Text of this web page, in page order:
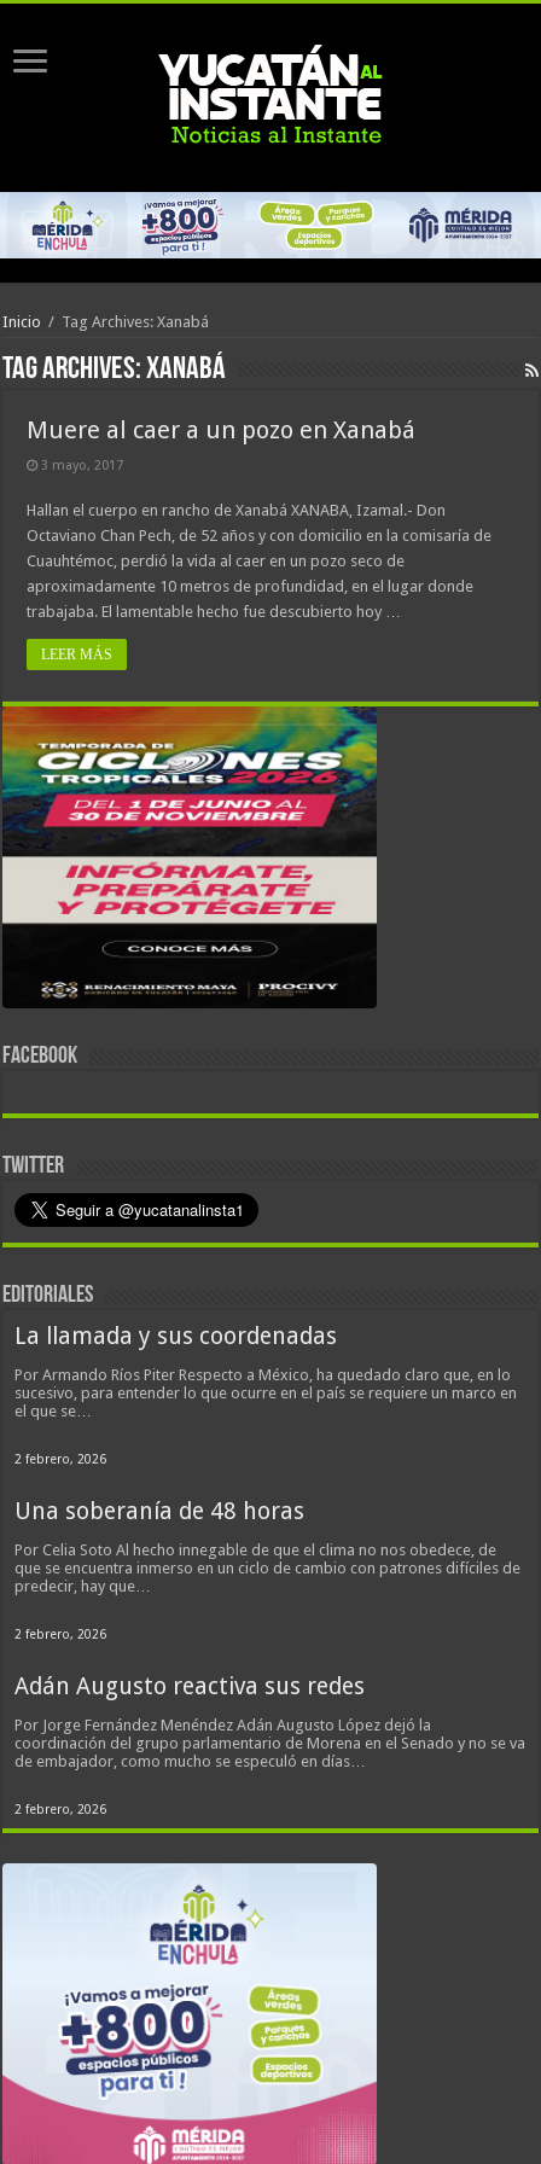
Inicio / Tag Archives: Xanabá
Tag Archives:Xanabá
Muere al caer a un pozo en Xanabá
3 mayo, 2017
Hallan el cuerpo en rancho de Xanabá XANABA, Izamal.- Don
Octaviano Chan Pech, de 52 años y con domicilio en la comisaría de
Cuauhtémoc, perdió la vida al caer en un pozo seco de
aproximadamente 10 metros de profundidad, en el lugar donde
trabajaba. El lamentable hecho fue descubierto hoy …
LEER MÁS
FACEBOOK
TWITTER
EDITORIALES
La llamada y sus coordenadas
Por Armando Ríos Piter Respecto a México, ha quedado claro que, en lo
sucesivo, para entender lo que ocurre en el país se requiere un marco en
el que se…
2 febrero, 2026
Una soberanía de 48 horas
Por Celia Soto Al hecho innegable de que el clima no nos obedece, de
que se encuentra inmerso en un ciclo de cambio con patrones difíciles de
predecir, hay que…
2 febrero, 2026
Adán Augusto reactiva sus redes
Por Jorge Fernández Menéndez Adán Augusto López dejó la
coordinación del grupo parlamentario de Morena en el Senado y no se va
de embajador, como mucho se especuló en días…
2 febrero, 2026